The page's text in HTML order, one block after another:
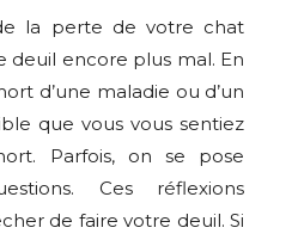
la perte de votre chat
deuil encore plus mal. En
d’une maladie ou d’un
que vous vous sentiez
Parfois, on se pose
Ces réflexions
de faire votre deuil. Si